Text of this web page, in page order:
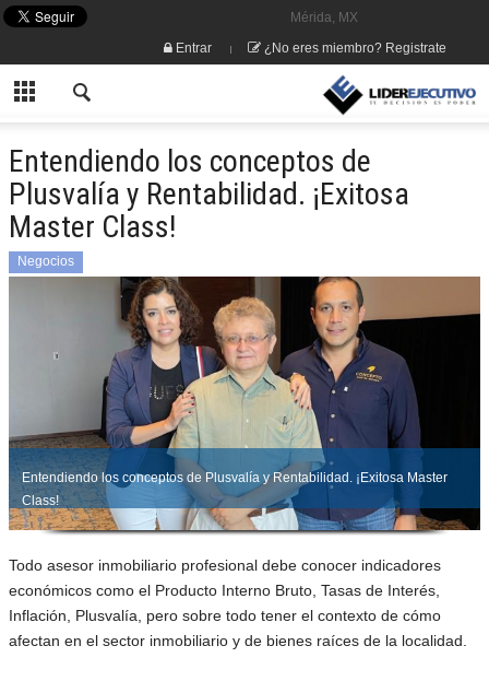
Mérida, MX
Entrar
¿No eres miembro? Registrate
Entendiendo los conceptos de
Plusvalía y Rentabilidad. ¡Exitosa
Master Class!
Negocios
Entendiendo los conceptos de Plusvalía y Rentabilidad. ¡Exitosa Master
Class!
Todo asesor inmobiliario profesional debe conocer indicadores
económicos como el Producto Interno Bruto, Tasas de Interés,
Inflación, Plusvalía, pero sobre todo tener el contexto de cómo
afectan en el sector inmobiliario y de bienes raíces de la localidad.